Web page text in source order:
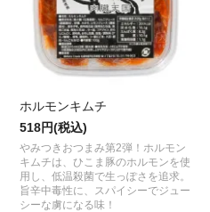
ホルモンキムチ
518円(税込)
やみつきおつまみ第2弾！ホルモン
キムチは、ひこま豚のホルモンを使
用し、低温殺菌で生っぽさを追求。
旨辛中毒性に、スパイシーでジュー
シーな虜になる味！